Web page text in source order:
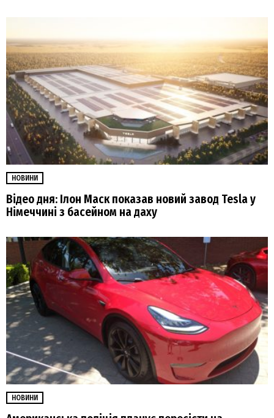
НОВИНИ
Відео дня: Ілон Маск показав новий завод Tesla у
Німеччині з басейном на даху
НОВИНИ